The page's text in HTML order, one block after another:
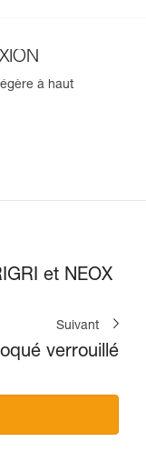
à haut
et NEOX
Suivant
verrouillé